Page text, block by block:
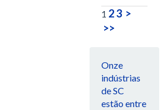
1 23 >
>>
Onze
indústrias
de SC
estão entre